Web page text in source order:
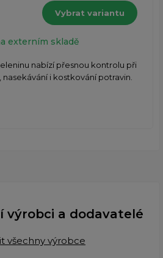
Vybrat variantu
externím skladě
nabízí přesnou kontrolu při
i kostkování potravin.
výrobci a dodavatelé
všechny výrobce